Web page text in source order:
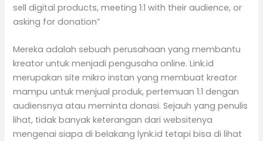
sell digital products, meeting 1:1 with their audience, or
asking for donation”
Mereka adalah sebuah perusahaan yang membantu
kreator untuk menjadi pengusaha online. Link.id
merupakan site mikro instan yang membuat kreator
mampu untuk menjual produk, pertemuan 1:1 dengan
audiensnya atau meminta donasi. Sejauh yang penulis
lihat, tidak banyak keterangan dari websitenya
mengenai siapa di belakang lynk.id tetapi bisa di lihat